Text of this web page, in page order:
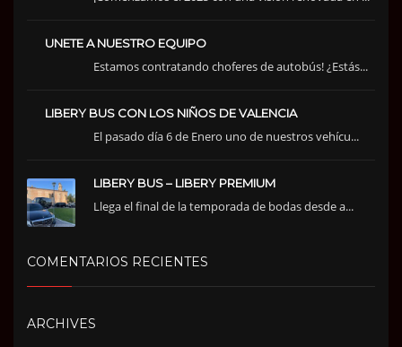
UNETE A NUESTRO EQUIPO
Estamos contratando choferes de autobús! ¿Estás...
LIBERY BUS CON LOS NIÑOS DE VALENCIA
El pasado día 6 de Enero uno de nuestros vehícu...
LIBERY BUS – LIBERY PREMIUM
Llega el final de la temporada de bodas desde a...
COMENTARIOS RECIENTES
ARCHIVES